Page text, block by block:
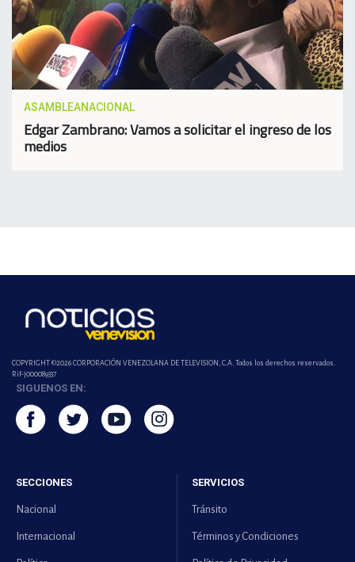
ASAMBLEANACIONAL
Edgar Zambrano: Vamos a solicitar el ingreso de los
medios
COPYRIGHT ©2026 CORPORACIÓN VENEZOLANA DE TELEVISION, C.A. Todos los derechos reservados.
Rif-j000089337
SIGUENOS EN:
SECCIONES
Nacional
Internacional
SERVICIOS
Tránsito
Términos y Condiciones